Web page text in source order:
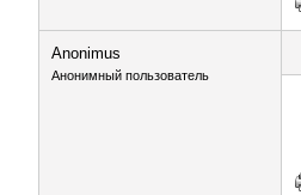
Anоnimus
Анонимный пользователь